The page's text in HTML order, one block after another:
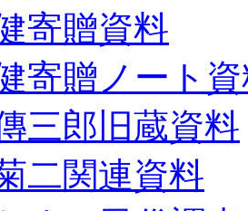
寄贈資料
寄贈ノート
三郎旧蔵資料
二関連資料